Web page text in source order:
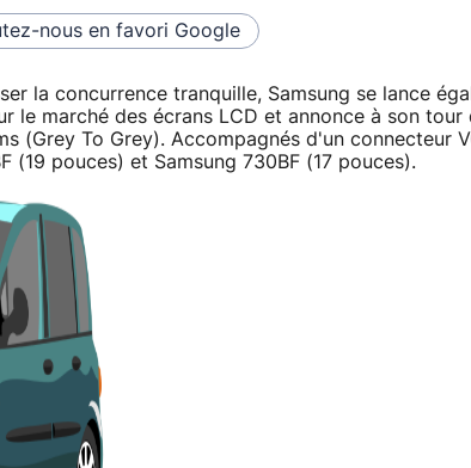
nous en favori Google
la concurrence tranquille, Samsung se lance
le marché des écrans LCD et annonce à son
(Grey To Grey). Accompagnés d'un connecteur
(19 pouces) et Samsung 730BF (17 pouces).